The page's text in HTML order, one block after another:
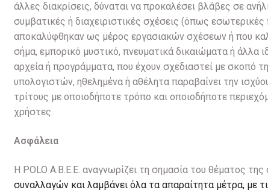
άλλες διακρίσεις, δύναται να προκαλέσει βλάβες σε
συμβατικές ή διαχειριστικές σχέσεις (όπως
αποκαλύφθηκαν ως μέρος εργασιακών σχέσεων ή που
σήμα, εμπορικό μυστικό, πνευματικά δικαιώματα ή άλλα
αρχεία ή προγράμματα, που έχουν σχεδιαστεί με σκοπό
υπολογιστών, ηθελημένα ή αθέλητα παραβαίνει την
τρίτους με οποιοδήποτε τρόπο και οποιοδήποτε
χρήστες.
Ασφάλεια
Η POLO A.B.E.E. αναγνωρίζει τη σημασία του θέματος
συναλλαγών και λαμβάνει όλα τα απαραίτητα μέτρα, με